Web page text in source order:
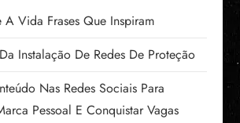
A Vida Frases Que Inspiram
Instalação De Redes De Proteção
Nas Redes Sociais Para
Pessoal E Conquistar Vagas